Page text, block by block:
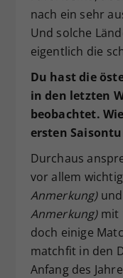
nach ein sehr
Und solche
eigentlich die
Du hast die
in den letzten
beobachtet.
ersten
Durchaus
vor allem
Anmerkung)und
Anmerkung)mit
doch einige
matchfit in den
Anfang des